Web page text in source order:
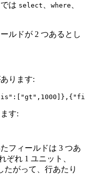
は select where
ルドが 2 つあるとし
ります:
す:
フィールドは 3 つあ
ぞれ 1 ユニット、
たがって、行あたり